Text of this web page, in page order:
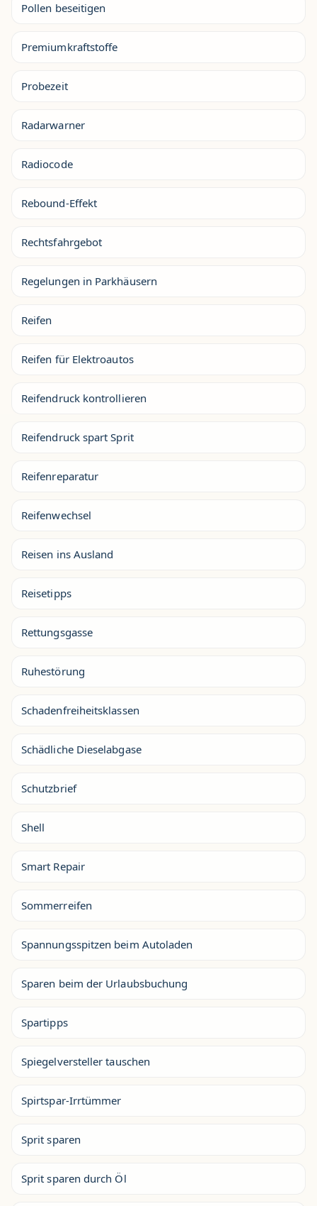
Pollen beseitigen
Premiumkraftstoffe
Probezeit
Radarwarner
Radiocode
Rebound-Effekt
Rechtsfahrgebot
Regelungen in Parkhäusern
Reifen
Reifen für Elektroautos
Reifendruck kontrollieren
Reifendruck spart Sprit
Reifenreparatur
Reifenwechsel
Reisen ins Ausland
Reisetipps
Rettungsgasse
Ruhestörung
Schadenfreiheitsklassen
Schädliche Dieselabgase
Schutzbrief
Shell
Smart Repair
Sommerreifen
Spannungsspitzen beim Autoladen
Sparen beim der Urlaubsbuchung
Spartipps
Spiegelversteller tauschen
Spirtspar-Irrtümmer
Sprit sparen
Sprit sparen durch Öl